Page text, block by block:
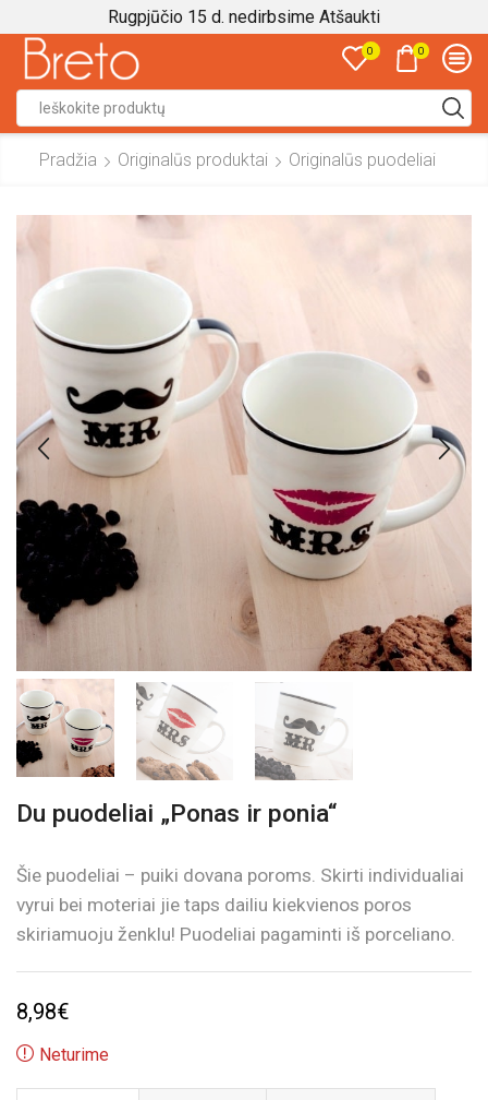
Rugpjūčio 15 d. nedirbsime Atšaukti
0 0
input
Pradžia Originalūs produktai Originalūs puodeliai
Du puodeliai „Ponas ir ponia“
Šie puodeliai – puiki dovana poroms. Skirti individualiai
vyrui bei moteriai jie taps dailiu kiekvienos poros
skiriamuoju ženklu! Puodeliai pagaminti iš porceliano.
8,98€
Neturime